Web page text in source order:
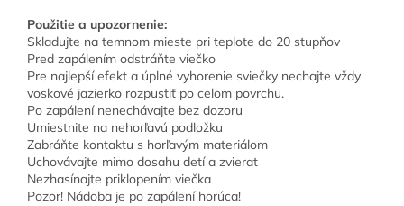
Použitie a upozornenie:
Skladujte na temnom mieste pri teplote do 20 stupňov
Pred zapálením odstráňte viečko
Pre najlepší efekt a úplné vyhorenie sviečky nechajte vždy
voskové jazierko rozpustiť po celom povrchu.
Po zapálení nenechávajte bez dozoru
Umiestnite na nehorľavú podložku
Zabráňte kontaktu s horľavým materiálom
Uchovávajte mimo dosahu detí a zvierat
Nezhasínajte priklopením viečka
Pozor! Nádoba je po zapálení horúca!